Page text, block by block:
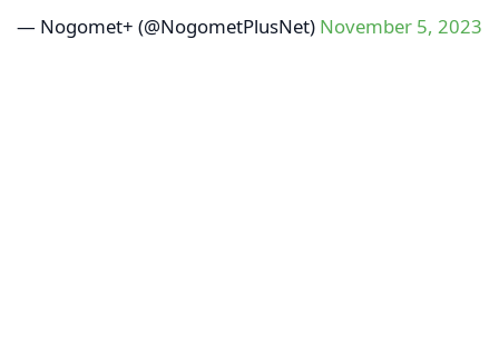
— Nogomet+ (@NogometPlusNet) November 5, 2023